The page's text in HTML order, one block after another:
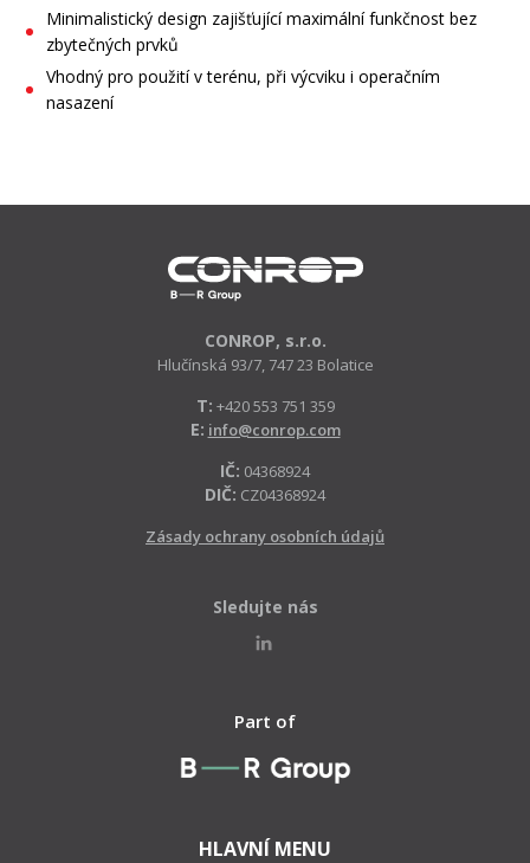
Minimalistický design zajišťující maximální funkčnost bez
zbytečných prvků
Vhodný pro použití v terénu, při výcviku i operačním
nasazení
CONROP, s.r.o.
Hlučínská 93/7, 747 23 Bolatice
T: +420 553 751 359
E: info@conrop.com
IČ: 04368924
DIČ: CZ04368924
Zásady ochrany osobních údajů
Sledujte nás
Part of
HLAVNÍ MENU